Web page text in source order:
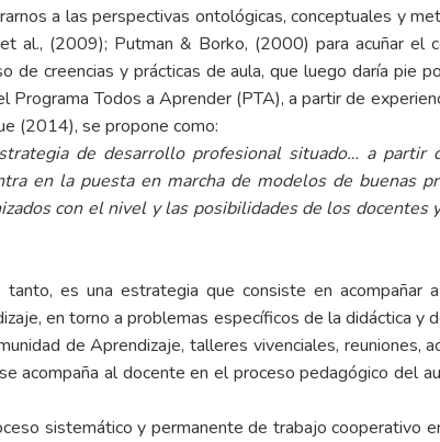
a las perspectivas ontológicas, conceptuales y
al., (2009); Putman & Borko, (2000) para acuñar el
de creencias y prácticas de aula, que luego daría pie
Programa Todos a Aprender (PTA), a partir de
(2014), se propone como:
de desarrollo profesional situado… a partir
en la puesta en marcha de modelos de buenas
con el nivel y las posibilidades de los docentes
tanto, es una estrategia que consiste en
en torno a problemas específicos de la didáctica y
de Aprendizaje, talleres vivenciales, reuniones,
acompaña al docente en el proceso pedagógico del
sistemático y permanente de trabajo cooperativo